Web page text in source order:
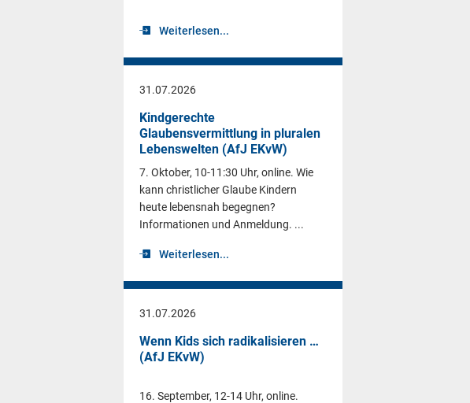
Weiterlesen...
31.07.2026
Kindgerechte
Glaubensvermittlung in pluralen
Lebenswelten (AfJ EKvW)
7. Oktober, 10-11:30 Uhr, online. Wie
kann christlicher Glaube Kindern
heute lebensnah begegnen?
Informationen und Anmeldung. ...
Weiterlesen...
31.07.2026
Wenn Kids sich radikalisieren …
(AfJ EKvW)
16. September, 12-14 Uhr, online.